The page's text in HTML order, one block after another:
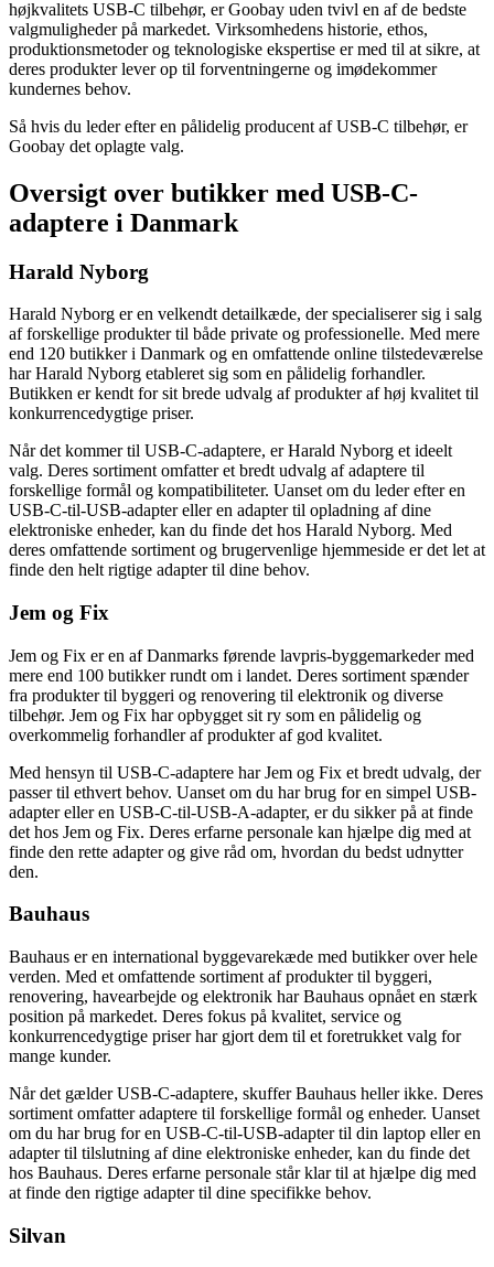
højkvalitets USB-C tilbehør, er Goobay uden tvivl en af de bedste
valgmuligheder på markedet. Virksomhedens historie, ethos,
produktionsmetoder og teknologiske ekspertise er med til at sikre, at
deres produkter lever op til forventningerne og imødekommer
kundernes behov.
Så hvis du leder efter en pålidelig producent af USB-C tilbehør, er
Goobay det oplagte valg.
Oversigt over butikker med USB-C-
adaptere i Danmark
Harald Nyborg
Harald Nyborg er en velkendt detailkæde, der specialiserer sig i salg
af forskellige produkter til både private og professionelle. Med mere
end 120 butikker i Danmark og en omfattende online tilstedeværelse
har Harald Nyborg etableret sig som en pålidelig forhandler.
Butikken er kendt for sit brede udvalg af produkter af høj kvalitet til
konkurrencedygtige priser.
Når det kommer til USB-C-adaptere, er Harald Nyborg et ideelt
valg. Deres sortiment omfatter et bredt udvalg af adaptere til
forskellige formål og kompatibiliteter. Uanset om du leder efter en
USB-C-til-USB-adapter eller en adapter til opladning af dine
elektroniske enheder, kan du finde det hos Harald Nyborg. Med
deres omfattende sortiment og brugervenlige hjemmeside er det let at
finde den helt rigtige adapter til dine behov.
Jem og Fix
Jem og Fix er en af Danmarks førende lavpris-byggemarkeder med
mere end 100 butikker rundt om i landet. Deres sortiment spænder
fra produkter til byggeri og renovering til elektronik og diverse
tilbehør. Jem og Fix har opbygget sit ry som en pålidelig og
overkommelig forhandler af produkter af god kvalitet.
Med hensyn til USB-C-adaptere har Jem og Fix et bredt udvalg, der
passer til ethvert behov. Uanset om du har brug for en simpel USB-
adapter eller en USB-C-til-USB-A-adapter, er du sikker på at finde
det hos Jem og Fix. Deres erfarne personale kan hjælpe dig med at
finde den rette adapter og give råd om, hvordan du bedst udnytter
den.
Bauhaus
Bauhaus er en international byggevarekæde med butikker over hele
verden. Med et omfattende sortiment af produkter til byggeri,
renovering, havearbejde og elektronik har Bauhaus opnået en stærk
position på markedet. Deres fokus på kvalitet, service og
konkurrencedygtige priser har gjort dem til et foretrukket valg for
mange kunder.
Når det gælder USB-C-adaptere, skuffer Bauhaus heller ikke. Deres
sortiment omfatter adaptere til forskellige formål og enheder. Uanset
om du har brug for en USB-C-til-USB-adapter til din laptop eller en
adapter til tilslutning af dine elektroniske enheder, kan du finde det
hos Bauhaus. Deres erfarne personale står klar til at hjælpe dig med
at finde den rigtige adapter til dine specifikke behov.
Silvan